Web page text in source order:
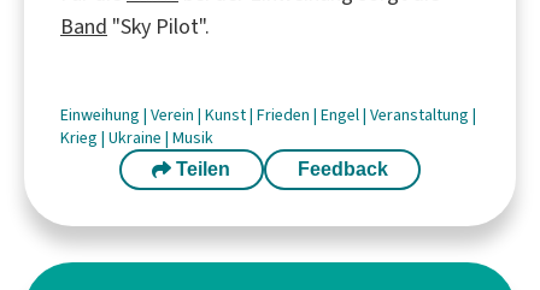
Band "Sky Pilot".
Einweihung | Verein | Kunst| Frieden | Engel| Veranstaltung |
Krieg | Ukraine | Musik
Teilen Feedback